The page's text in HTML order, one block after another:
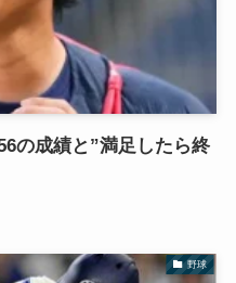
の成績と”満足したら終
野球